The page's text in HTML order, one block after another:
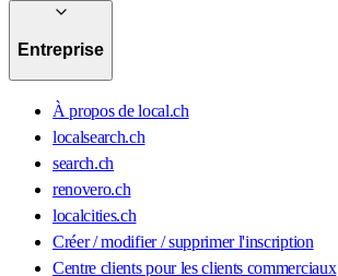
Entreprise
À propos de local.ch
localsearch.ch
search.ch
renovero.ch
localcities.ch
Créer / modifier / supprimer l'inscription
Centre clients pour les clients commerciaux